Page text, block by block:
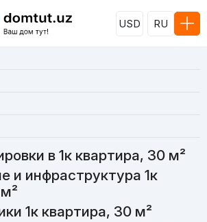
USD RU
в 1к квартира, 30 м²
и инфраструктура 1к
1к квартира, 30 м²